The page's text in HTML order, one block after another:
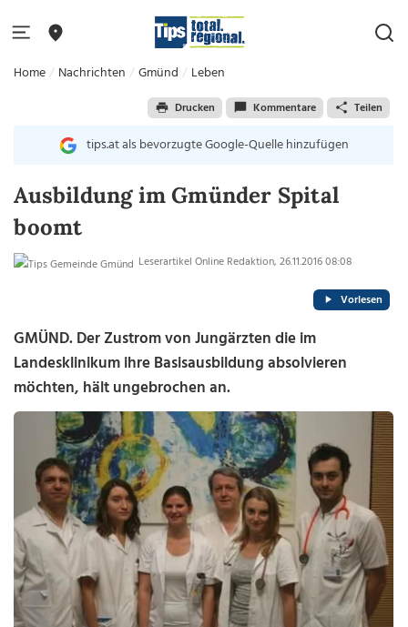
Home Nachrichten Gmünd Leben
Drucken Kommentare Teilen
tips.at als bevorzugte Google-Quelle hinzufügen
Ausbildung im Gmünder Spital
boomt
Leserartikel Online Redaktion, 26.11.2016 08:08
Vorlesen
GMÜND. Der Zustrom von Jungärzten die im
Landesklinikum ihre Basisausbildung absolvieren
möchten, hält ungebrochen an.